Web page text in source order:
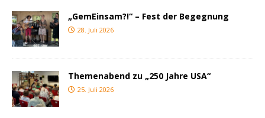
„GemEinsam?!“ – Fest der Begegnung
28. Juli 2026
Themenabend zu „250 Jahre USA“
25. Juli 2026